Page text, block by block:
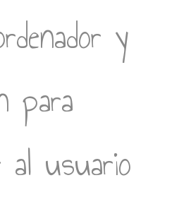
y
para
usuario